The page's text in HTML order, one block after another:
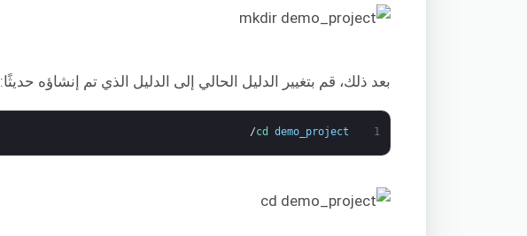
بعد ذلك، قم بتغيير الدليل الحالي إلى الدليل الذي تم إنشاؤه حديثًا:
1
cd demo_project
/